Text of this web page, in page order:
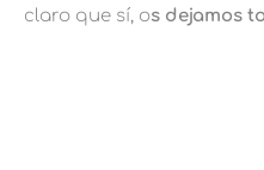
claro que sí, os dejamos